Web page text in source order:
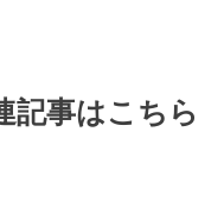
記事はこちら